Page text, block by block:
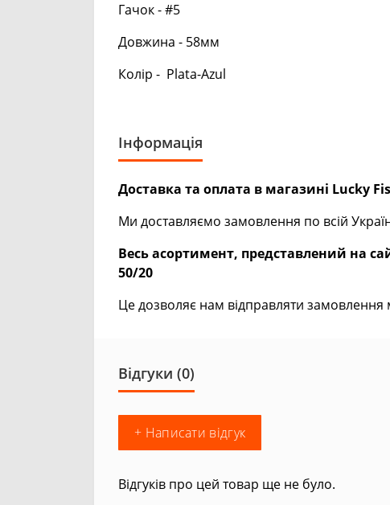
Гачок - #5
Довжина - 58мм
Колір - Plata-Azul
Інформація
Доставка та оплата в магазині Lucky
Ми доставляємо замовлення по всій
Весь асортимент, представлений на
50/20
Це дозволяє нам відправляти
Відгуки (0)
+ Написати відгук
Відгуків про цей товар ще не було.